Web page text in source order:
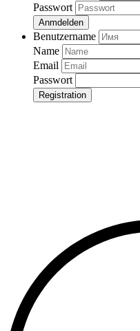
Passwort
Anmdelden
Benutzername
Name
Email
Passwort
Registration